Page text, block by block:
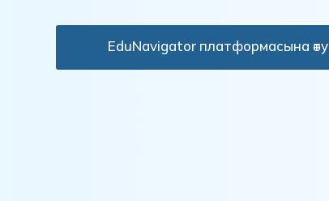
EduNavigator платформасына өту